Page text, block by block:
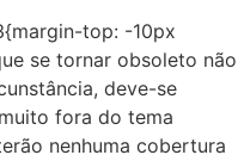
top: -10px
se tornar obsoleto não
deve-se
fora do tema
nenhuma cobertura